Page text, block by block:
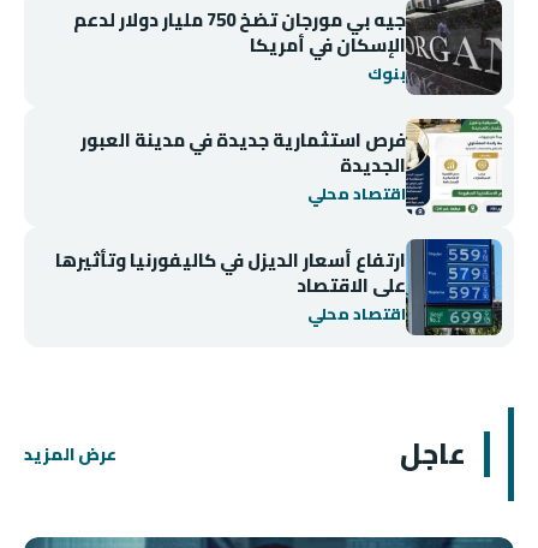
جيه بي مورجان تضخ 750 مليار دولار لدعم
الإسكان في أمريكا
بنوك
فرص استثمارية جديدة في مدينة العبور
الجديدة
اقتصاد محلي
ارتفاع أسعار الديزل في كاليفورنيا وتأثيرها
على الاقتصاد
اقتصاد محلي
عاجل عرض المزيد